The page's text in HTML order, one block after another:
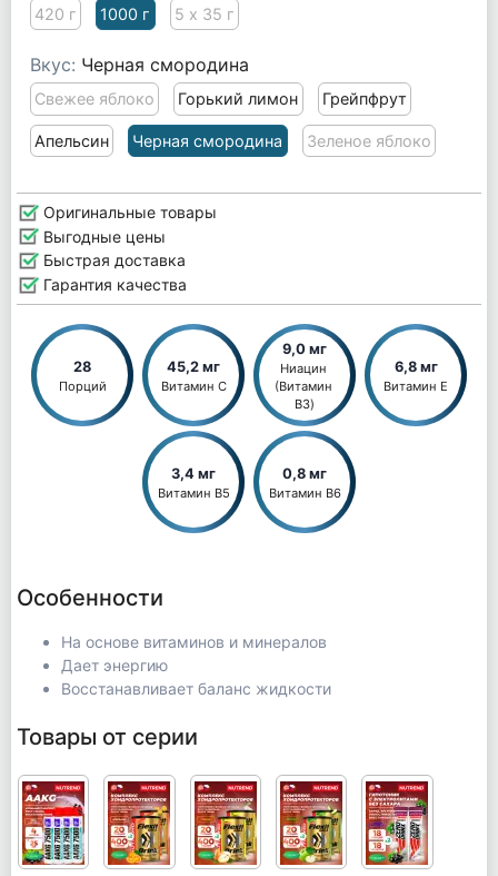
420 г 1000 г 5 х 35 г
Вкус: Черная смородина
Свежее яблоко Горький лимон Грейпфрут
Апельсин Черная смородина Зеленое яблоко
Оригинальные товары
Выгодные цены
Быстрая доставка
Гарантия качества
28
Порций
45,2 мг
Витамин С
9,0 мг
Ниацин
(Витамин
B3)
6,8 мг
Витамин Е
3,4 мг
Витамин B5
0,8 мг
Витамин B6
Особенности
На основе витаминов и минералов
Дает энергию
Восстанавливает баланс жидкости
Товары от серии